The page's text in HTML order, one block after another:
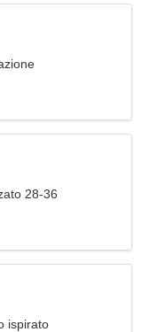
28-36
ispirato